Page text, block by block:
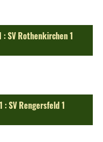
: SV Rothenkirchen 1
: SV Rengersfeld 1